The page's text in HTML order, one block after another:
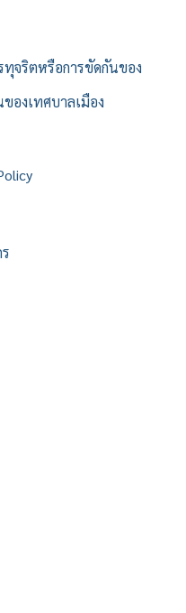
ทุจริตหรือการขัดกันของ
องเทศบาลเมือง